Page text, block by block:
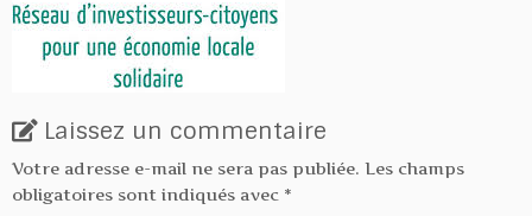
Laissez un commentaire
Votre adresse e-mail ne sera pas publiée. Les champs
obligatoires sont indiqués avec *